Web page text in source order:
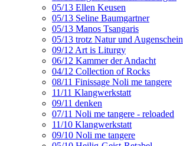
05/13 Ellen Keusen
05/13 Seline Baumgartner
05/13 Manos Tsangaris
05/13 trotz Natur und Augenschein
09/12 Art is Liturgy
06/12 Kammer der Andacht
04/12 Collection of Rocks
08/11 Finissage Noli me tangere
11/11 Klangwerkstatt
09/11 denken
07/11 Noli me tangere - reloaded
11/10 Klangwerkstatt
09/10 Noli me tangere